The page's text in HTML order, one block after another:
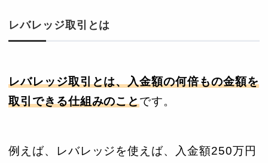
レバレッジ取引とは
レバレッジ取引とは、入金額の何倍もの金額を
取引できる仕組みのことです。
例えば、レバレッジを使えば、入金額250万円